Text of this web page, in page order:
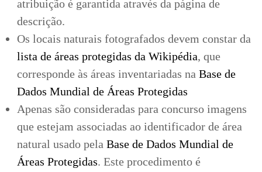
atribuição é garantida através da página de
descrição.
Os locais naturais fotografados devem constar da
lista de áreas protegidas da Wikipédia, que
corresponde às áreas inventariadas na Base de
Dados Mundial de Áreas Protegidas
Apenas são consideradas para concurso imagens
que estejam associadas ao identificador de área
natural usado pela Base de Dados Mundial de
Áreas Protegidas. Este procedimento é